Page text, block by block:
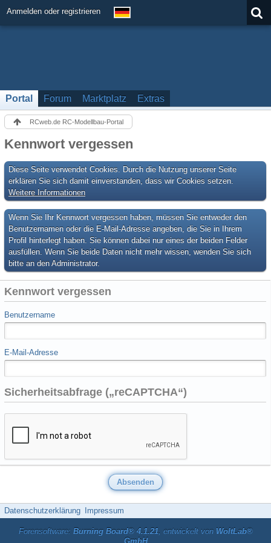
Anmelden oder registrieren
Portal Forum Marktplatz Extras
RCweb.de RC-Modellbau-Portal
Kennwort vergessen
Diese Seite verwendet Cookies. Durch die Nutzung unserer Seite
erklären Sie sich damit einverstanden, dass wir Cookies setzen.
Weitere Informationen
Wenn Sie Ihr Kennwort vergessen haben, müssen Sie entweder den
Benutzernamen oder die E-Mail-Adresse angeben, die Sie in Ihrem
Profil hinterlegt haben. Sie können dabei nur eines der beiden Felder
ausfüllen. Wenn Sie beide Daten nicht mehr wissen, wenden Sie sich
bitte an den Administrator.
Kennwort vergessen
Benutzername
E-Mail-Adresse
Sicherheitsabfrage („reCAPTCHA“)
Datenschutzerklärung Impressum
Forensoftware: Burning Board® 4.1.21, entwickelt von WoltLab®
GmbH